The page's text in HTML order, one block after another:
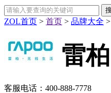
ZOL首页 > 首页 > 品牌大全 >
雷柏
客服电话： 400-888-7778